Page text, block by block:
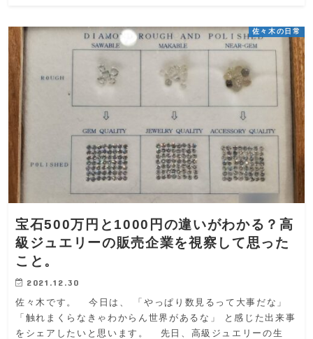
佐々木の日常
宝石500万円と1000円の違いがわかる？高
級ジュエリーの販売企業を視察して思った
こと。
2021.12.30
佐々木です。 今日は、 「やっぱり数見るって大事だな」
「触れまくらなきゃわからん世界があるな」 と感じた出来事
をシェアしたいと思います。 先日、高級ジュエリーの生